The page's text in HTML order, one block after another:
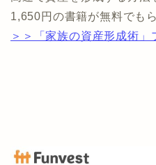
1,650円の書籍が無料でも
＞＞「家族の資産形成術」